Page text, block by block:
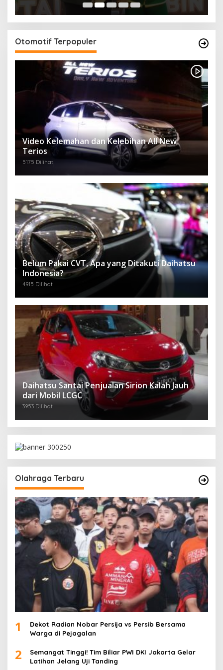
Otomotif Terpopuler
Video Kelemahan dan Kelebihan All New
Terios
5175 Dilihat
Belum Pakai CVT, Apa yang Ditakuti Daihatsu
Indonesia?
4915 Dilihat
Daihatsu Santai Penjualan Sirion Kalah Jauh
dari Mobil LCGC
3953 Dilihat
Olahraga Terbaru
1
Dekot Radian Nobar Persija vs Persib Bersama
Warga di Pejagalan
2
Semangat Tinggi! Tim Biliar PWI DKI Jakarta Gelar
Latihan Jelang Uji Tanding